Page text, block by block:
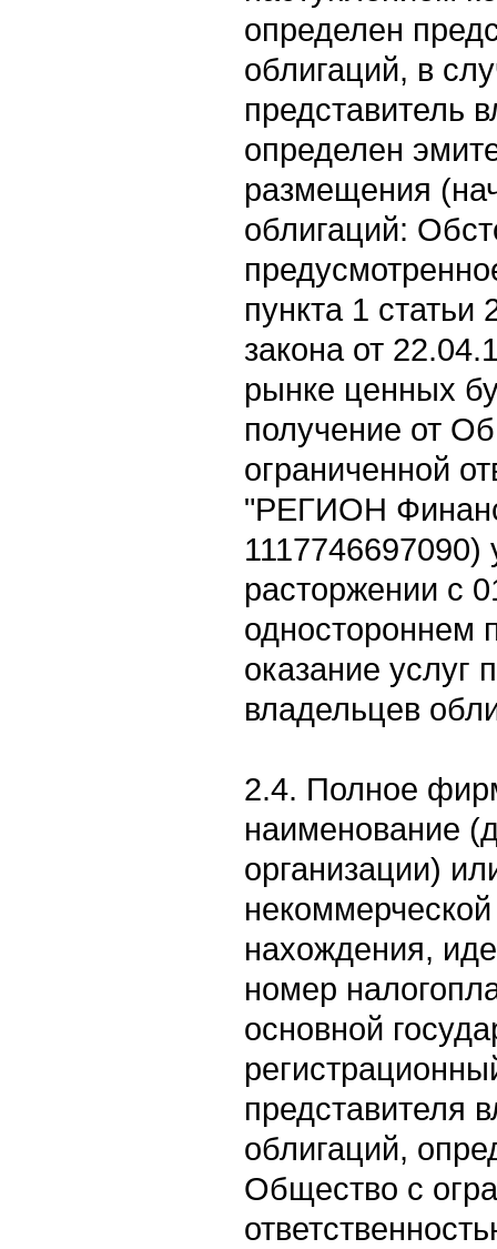
определен
облигаций, в
представитель
определен
размещения
облигаций:
пункта 1
закона от
рынке ценных
получение от
ограниченной
"РЕГИОН
расторжении с
одностороннем
оказание услуг
владельцев
2.4. Полное
наименование
организации)
нахождения,
номер
основной
представителя
облигаций,
Общество с